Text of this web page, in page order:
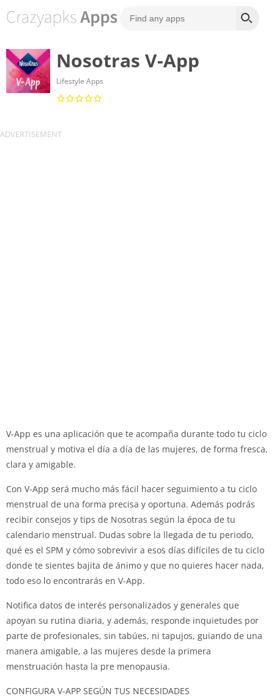
Nosotras V-App
Lifestyle Apps
V-App es una aplicación que te acompaña durante todo tu ciclo
menstrual y motiva el día a día de las mujeres, de forma fresca,
clara y amigable.
Con V-App será mucho más fácil hacer seguimiento a tu ciclo
menstrual de una forma precisa y oportuna. Además podrás
recibir consejos y tips de Nosotras según la época de tu
calendario menstrual. Dudas sobre la llegada de tu periodo,
qué es el SPM y cómo sobrevivir a esos días difíciles de tu ciclo
donde te sientes bajita de ánimo y que no quieres hacer nada,
todo eso lo encontrarás en V-App.
Notifica datos de interés personalizados y generales que
apoyan su rutina diaria, y además, responde inquietudes por
parte de profesionales, sin tabúes, ni tapujos, guiando de una
manera amigable, a las mujeres desde la primera
menstruación hasta la pre menopausia.
CONFIGURA V-APP SEGÚN TUS NECESIDADES